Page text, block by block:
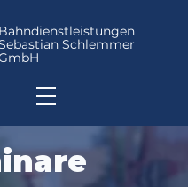
Bahndienstleistungen
Schlemmer